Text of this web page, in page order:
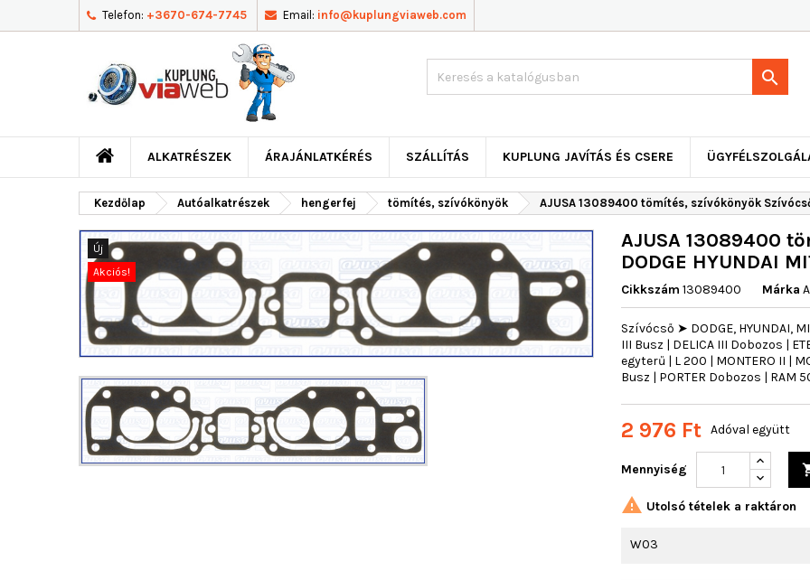
Telefon: +3670-674-7745 Email: info@kuplungviaweb.com

ALKATRÉSZEK ÁRAJÁNLATKÉRÉS SZÁLLÍTÁS KUPLUNG JAVÍTÁS ÉS CSERE
Kezdőlap Autóalkatrészek hengerfej tömítés, szívókönyök AJUSA 13089400 tömítés, szívókönyök Szívócső
Új
Akciós!
AJUSA 13089400
DODGE HYUNDAI
Cikkszám 13089400 Márka
Szívócső ➤ DODGE, HYUNDAI,
III Busz | DELICA III Dobozos |
egyterű | L 200 | MONTERO II |
Busz | PORTER Dobozos | RAM
2 976 Ft Adóval együtt
Mennyiség
 Utolsó tételek a raktáron
W03